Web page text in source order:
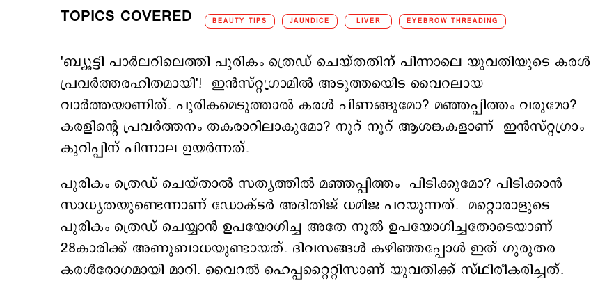
TOPICS COVERED BEAUTY TIPS JAUNDICE LIVER EYEBROW THREADING
'ബ്യൂട്ടി പാര്‍ലറിലെത്തി പുരികം ത്രെഡ് ചെയ്തതിന് പിന്നാലെ യുവതിയുടെ കരള്‍
പ്രവര്‍ത്തരഹിതമായി'! ഇന്‍സ്റ്റഗ്രാമില്‍ അടുത്തയിെട വൈറലായ
വാര്‍ത്തയാണിത്. പുരികമെടുത്താല്‍ കരള്‍ പിണങ്ങുമോ? മഞ്ഞപ്പിത്തം വരുമോ?
കരളിന്‍റെ പ്രവര്‍ത്തനം തകരാറിലാകുമോ? നൂറ് നൂറ് ആശങ്കകളാണ് ഇന്‍സ്റ്റഗ്രാം
കുറിപ്പിന് പിന്നാല ഉയര്‍ന്നത്.
പുരികം ത്രെഡ് ചെയ്താല്‍ സത്യത്തില്‍ മഞ്ഞപ്പിത്തം പിടിക്കുമോ? പിടിക്കാന്‍
സാധ്യതയുണ്ടെന്നാണ് ഡോക്ടര്‍ അദിതിജ് ധമിജ പറയുന്നത്. മറ്റൊരാളുടെ
പുരികം ത്രെഡ് ചെയ്യാന്‍ ഉപയോഗിച്ച അതേ നൂല്‍ ഉപയോഗിച്ചതോടെയാണ്
28കാരിക്ക് അണുബാധയുണ്ടായത്. ദിവസങ്ങള്‍ കഴിഞ്ഞപ്പോള്‍ ഇത് ഗുരുതര
കരള്‍രോഗമായി മാറി. വൈറല്‍ ഹെപ്പറ്റൈറ്റിസാണ് യുവതിക്ക് സ്ഥിരീകരിച്ചത്.